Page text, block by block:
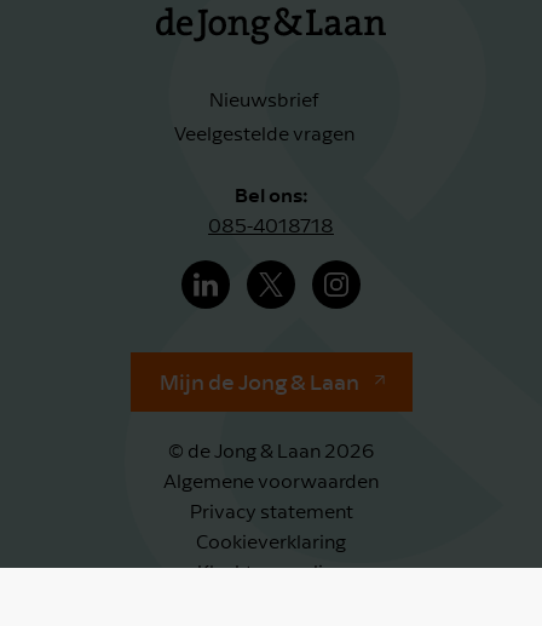
Nieuwsbrief
Veelgestelde vragen
Bel ons:
085-4018718
Mijn de Jong & Laan
© de Jong & Laan 2026
Algemene voorwaarden
Privacy statement
Cookieverklaring
Klachtenregeling